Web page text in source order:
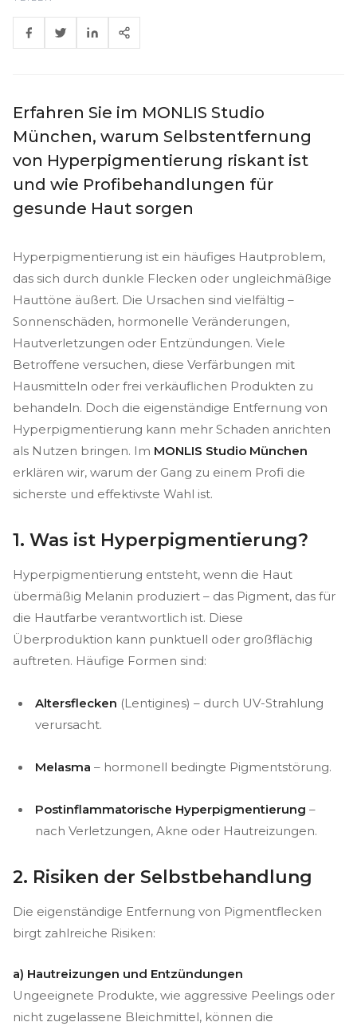
Erfahren Sie im MONLIS Studio
München, warum Selbstentfernung
von Hyperpigmentierung riskant ist
und wie Profibehandlungen für
gesunde Haut sorgen
Hyperpigmentierung ist ein häufiges Hautproblem,
das sich durch dunkle Flecken oder ungleichmäßige
Hauttöne äußert. Die Ursachen sind vielfältig –
Sonnenschäden, hormonelle Veränderungen,
Hautverletzungen oder Entzündungen. Viele
Betroffene versuchen, diese Verfärbungen mit
Hausmitteln oder frei verkäuflichen Produkten zu
behandeln. Doch die eigenständige Entfernung von
Hyperpigmentierung kann mehr Schaden anrichten
als Nutzen bringen. Im MONLIS Studio München
erklären wir, warum der Gang zu einem Profi die
sicherste und effektivste Wahl ist.
1. Was ist Hyperpigmentierung?
Hyperpigmentierung entsteht, wenn die Haut
übermäßig Melanin produziert – das Pigment, das für
die Hautfarbe verantwortlich ist. Diese
Überproduktion kann punktuell oder großflächig
auftreten. Häufige Formen sind:
Altersflecken (Lentigines) – durch UV-Strahlung
verursacht.
Melasma – hormonell bedingte Pigmentstörung.
Postinflammatorische Hyperpigmentierung –
nach Verletzungen, Akne oder Hautreizungen.
2. Risiken der Selbstbehandlung
Die eigenständige Entfernung von Pigmentflecken
birgt zahlreiche Risiken:
a) Hautreizungen und Entzündungen
Ungeeignete Produkte, wie aggressive Peelings oder
nicht zugelassene Bleichmittel, können die